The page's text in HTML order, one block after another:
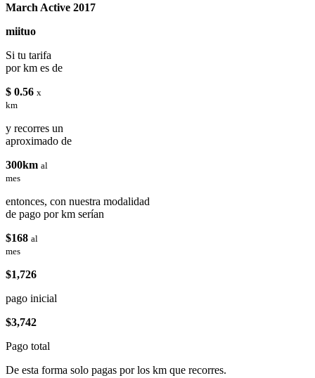
March Active 2017
miituo
Si tu tarifa
por km es de
$ 0.56 x
km
y recorres un
aproximado de
300km al
mes
entonces, con nuestra modalidad
de pago por km serían
$168 al
mes
$1,726
pago inicial
$3,742
Pago total
De esta forma solo pagas por los km que recorres.